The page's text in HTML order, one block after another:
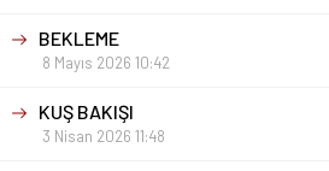
BEKLEME
8 Mayıs 2026 10:42
KUŞ BAKIŞI
3 Nisan 2026 11:48